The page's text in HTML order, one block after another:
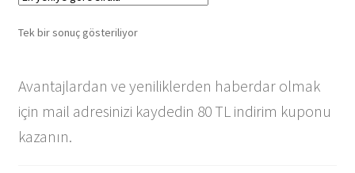
Tek bir sonuç gösteriliyor
Avantajlardan ve yeniliklerden haberdar olmak
için mail adresinizi kaydedin 80 TL indirim kuponu
kazanın.